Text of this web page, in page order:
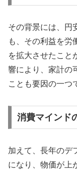
その背景には、円
も、その利益を労
を拡大させたこと
響により、家計の
ことも要因の一つ
消費マインド
加えて、長年のデ
になり、物価が上